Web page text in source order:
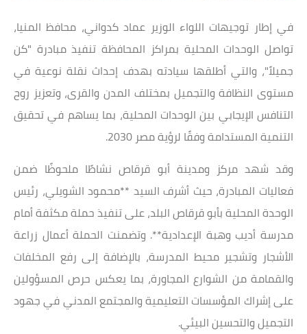
في إطار توجيهات اللواء الوزير عماد كدواني، محافظ المنيا،
تواصل الوحدات المحلية بمراكز المحافظة تنفيذ مبادرة "كن
جميلاً"، والتي أطلقها سيادته بهدف إحداث نقلة نوعية في
مستوى النظافة والتجميل بمختلف المدن والقرى، وتعزيز روح
التنافس الإيجابي بين الوحدات المحلية، بما يساهم في تحقيق
التنمية المستدامة وفقًا لرؤية مصر 2030.
وقد شهد مركز ومدينة أبو قرقاص نشاطًا ملحوظًا ضمن
فعاليات المبادرة، حيث أشرف السيد **محمود الشويلي، رئيس
الوحدة المحلية بأبو قرقاص البلد، على تنفيذ حملة مكثفة أمام
مدرسة أديب وهبة الإعدادية**. وتضمنت الحملة أعمال زراعة
الأشجار وتشجير محيط المدرسة، بالإضافة إلى رفع المخلفات
والقمامة من الشوارع المجاورة، بما يعكس حرص المسؤولين
على إشراك المؤسسات التعليمية والمجتمع المدني في جهود
التجميل والتحسين البيئي.